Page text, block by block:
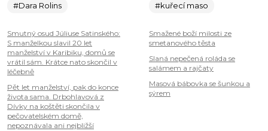
#Dara Rolins
Smutný osud Júliuse Satinského:
S manželkou slavil 20 let
manželství v Karibiku, domů se
vrátil sám. Krátce nato skončil v
léčebně
Pět let manželství, pak do konce
života sama. Drbohlavová z
Dívky na koštěti skončila v
pečovatelském domě,
nepoznávala ani nejbližší
#kuřecí maso
Smažené boží milosti ze
smetanového těsta
Slaná nepečená roláda se
salámem a rajčaty
Masová bábovka se šunkou a
sýrem